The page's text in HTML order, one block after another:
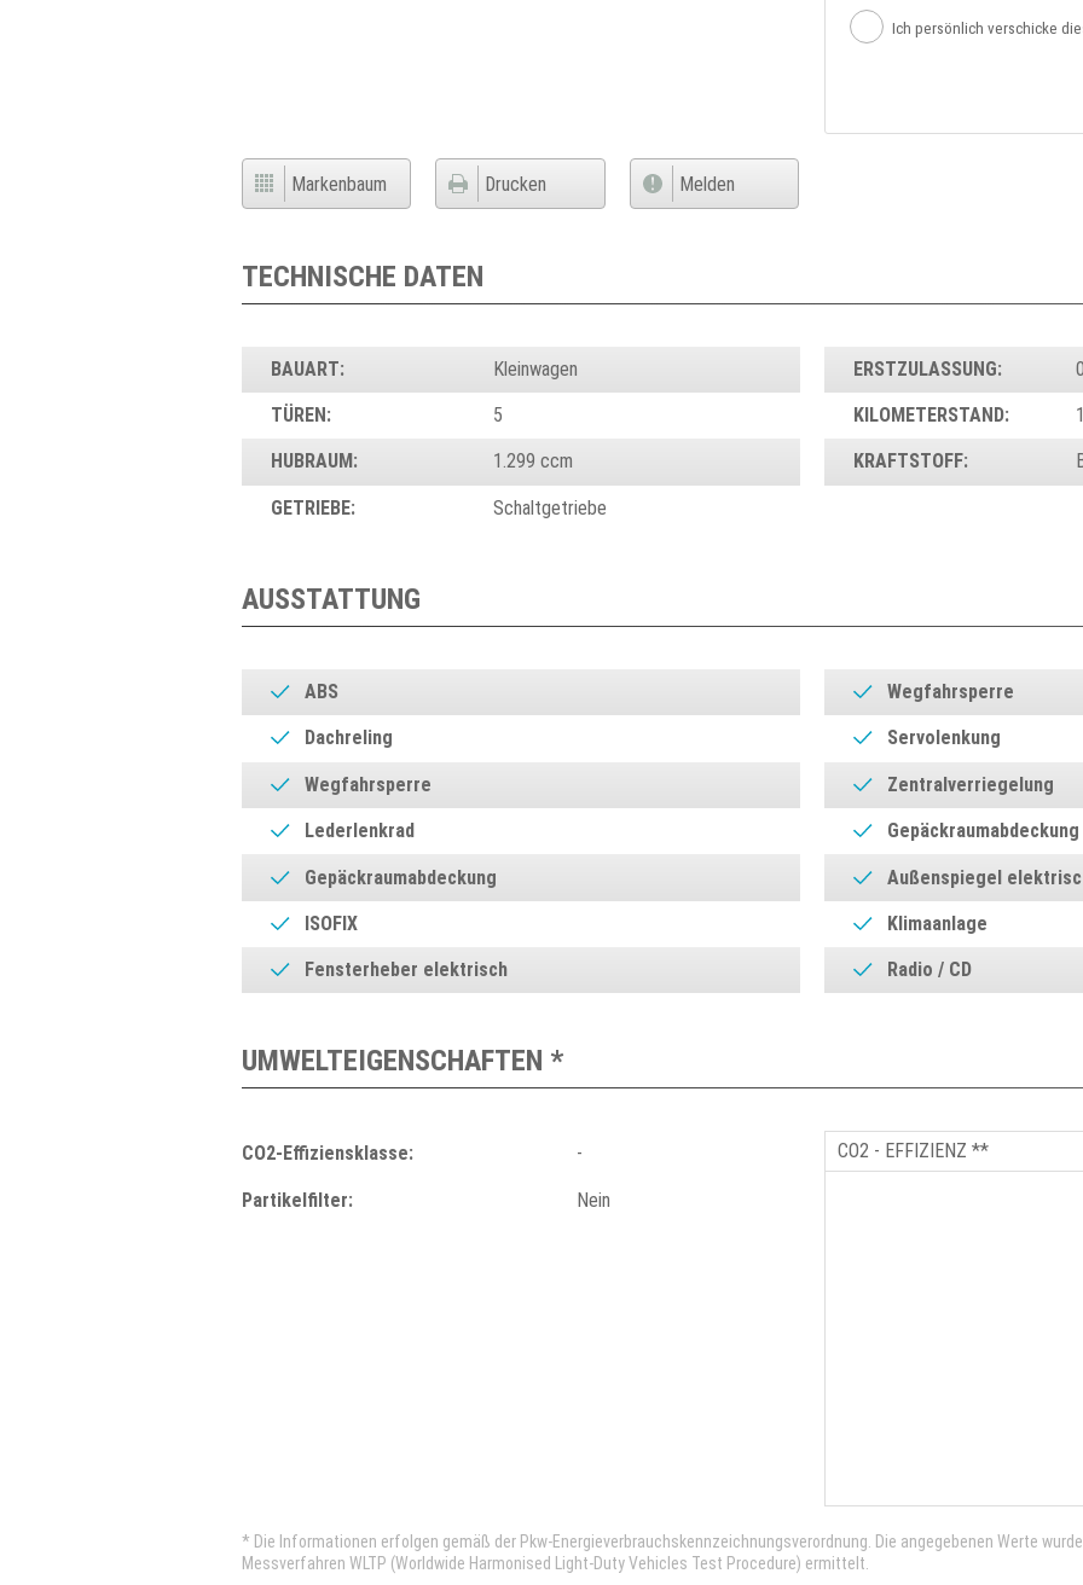
Ich persönlich verschicke
Markenbaum Drucken Melden
TECHNISCHE DATEN
BAUART: Kleinwagen ERSTZULASSUNG:
TÜREN: 5 KILOMETERSTAND:
HUBRAUM: 1.299 ccm KRAFTSTOFF:
GETRIEBE: Schaltgetriebe
AUSSTATTUNG
ABS Wegfahrsperre
Dachreling Servolenkung
Wegfahrsperre Zentralverriegelung
Lederlenkrad Gepäckraumabdeckung
Gepäckraumabdeckung Außenspiegel
ISOFIX Klimaanlage
Fensterheber elektrisch Radio / CD
UMWELTEIGENSCHAFTEN *
CO2-Effiziensklasse: -
Partikelfilter: Nein
CO2 - EFFIZIENZ **
* Die Informationen erfolgen gemäß der Pkw-Energieverbrauchskennzeichnungsverordnung. Die angegebenen Werte
Messverfahren WLTP (Worldwide Harmonised Light-Duty Vehicles Test Procedure) ermittelt.